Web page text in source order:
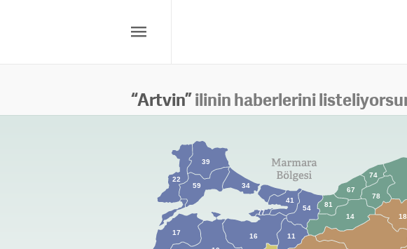
“Artvin”ilinin haberlerini
11
14
16
17
18
22
34
39
41
54
59
67
74
77
78
81